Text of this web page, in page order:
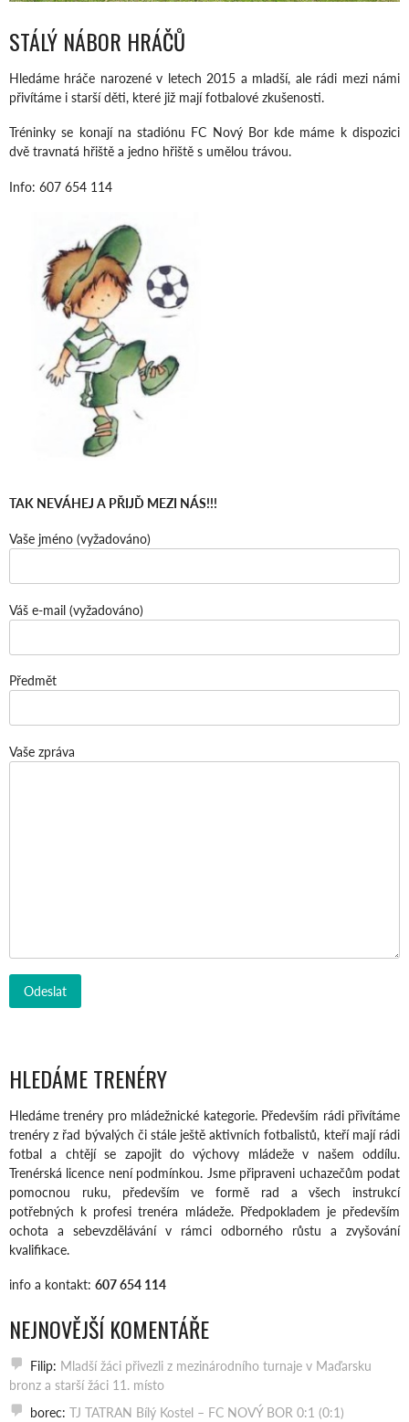
STÁLÝ NÁBOR HRÁČŮ
Hledáme hráče narozené v letech 2015 a mladší, ale rádi mezi námi
přivítáme i starší děti, které již mají fotbalové zkušenosti.
Tréninky se konají na stadiónu FC Nový Bor kde máme k dispozici
dvě travnatá hřiště a jedno hřiště s umělou trávou.
Info: 607 654 114
TAK NEVÁHEJ A PŘIJĎ MEZI NÁS!!!
Vaše jméno (vyžadováno)
Váš e-mail (vyžadováno)
Předmět
Vaše zpráva
HLEDÁME TRENÉRY
Hledáme trenéry pro mládežnické kategorie. Především rádi přivítáme
trenéry z řad bývalých či stále ještě aktivních fotbalistů, kteří mají rádi
fotbal a chtějí se zapojit do výchovy mládeže v našem oddílu.
Trenérská licence není podmínkou. Jsme připraveni uchazečům podat
pomocnou ruku, především ve formě rad a všech instrukcí
potřebných k profesi trenéra mládeže. Předpokladem je především
ochota a sebevzdělávání v rámci odborného růstu a zvyšování
kvalifikace.
info a kontakt: 607 654 114
NEJNOVĚJŠÍ KOMENTÁŘE
Filip: Mladší žáci přivezli z mezinárodního turnaje v Maďarsku
bronz a starší žáci 11. místo
borec: TJ TATRAN Bílý Kostel – FC NOVÝ BOR 0:1 (0:1)